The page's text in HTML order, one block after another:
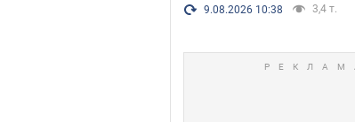
9.08.2026 10:38 3,4 т.